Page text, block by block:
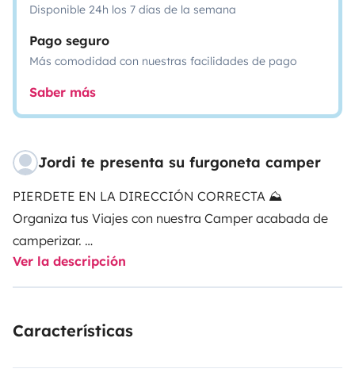
Disponible 24h los 7 días de la semana
Pago seguro
Más comodidad con nuestras facilidades de pago
Saber más
Jordi te presenta su furgoneta camper
PIERDETE EN LA DIRECCIÓN CORRECTA ⛰️
Organiza tus Viajes con nuestra Camper acabada de
camperizar.
Está totalmente equipada para que puedas pasar
unos días fantásticos 🚐☀️
Ver la descripción
Características